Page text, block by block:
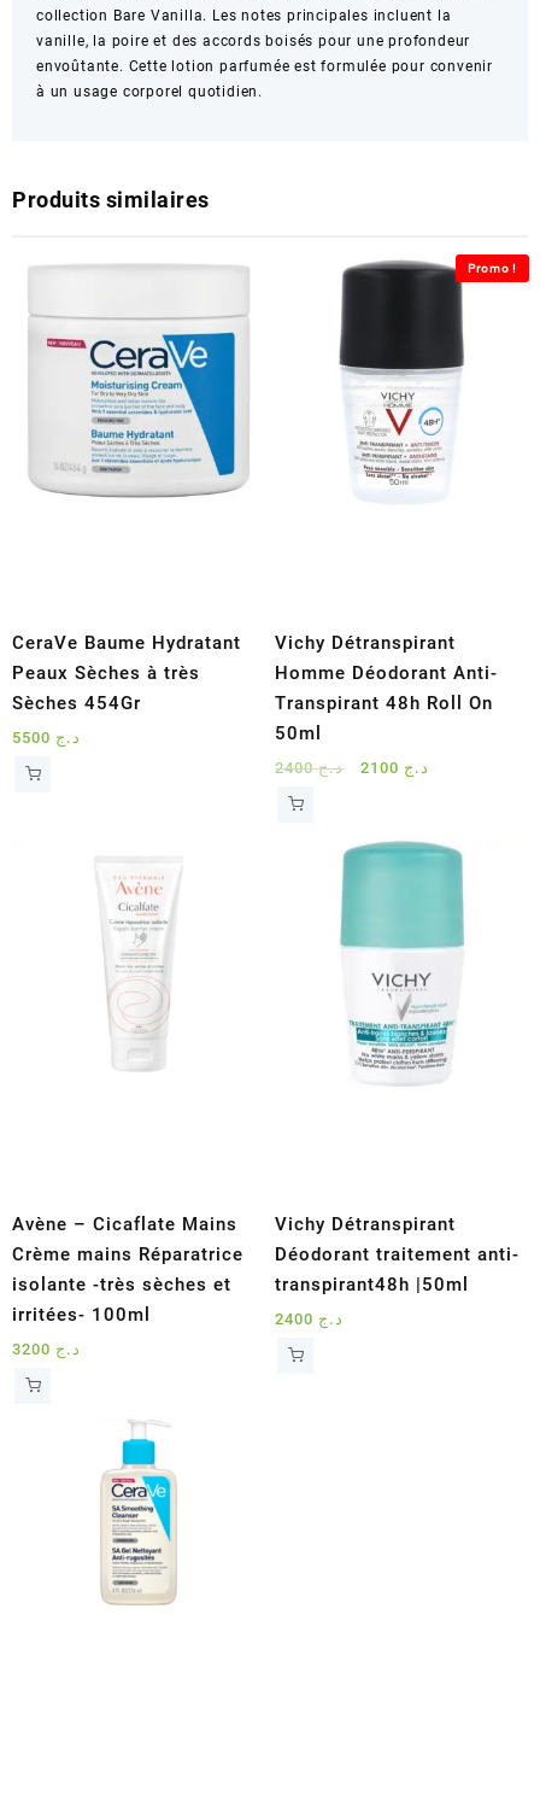
collection Bare Vanilla. Les notes principales incluent la
vanille, la poire et des accords boisés pour une profondeur
envoûtante. Cette lotion parfumée est formulée pour convenir
à un usage corporel quotidien.
Produits similaires
CeraVe Baume Hydratant
Peaux Sèches à très
Sèches 454Gr
د.ج
Promo !
Vichy Détranspirant
Homme Déodorant Anti-
Transpirant 48h Roll On
50ml
د.ج2400
Le
était :
د.ج
est :
Avène – Cicaflate Mains
Crème mains Réparatrice
isolante -très sèches et
irritées- 100ml
د.ج
Vichy Détranspirant
Déodorant traitement anti-
transpirant48h |50ml
د.ج